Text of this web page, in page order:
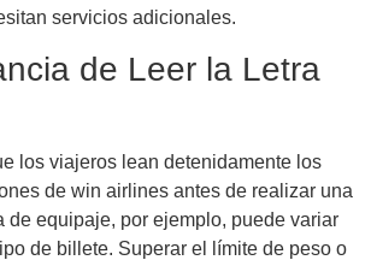
servicios adicionales.
de Leer la Letra
los viajeros lean detenidamente los
de win airlines antes de realizar una
de equipaje, por ejemplo, puede variar
de billete. Superar el límite de peso o